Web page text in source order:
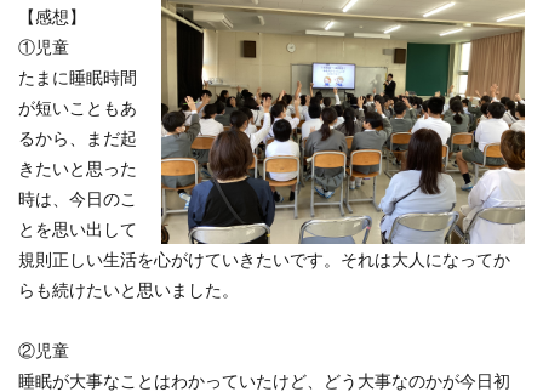
【感想】
①児童
たまに睡眠時間
が短いこともあ
るから、まだ起
きたいと思った
時は、今日のこ
とを思い出して
規則正しい生活を心がけていきたいです。それは大人になってか
らも続けたいと思いました。
②児童
睡眠が大事なことはわかっていたけど、どう大事なのかが今日初